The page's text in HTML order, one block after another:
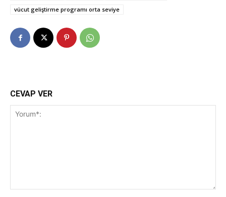
vücut geliştirme programı orta seviye
CEVAP VER